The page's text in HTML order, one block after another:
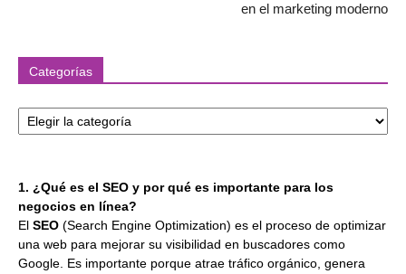
en el marketing moderno
Categorías
Categorías
1. ¿Qué es el SEO y por qué es importante para los
negocios en línea?
El SEO (Search Engine Optimization) es el proceso de optimizar
una web para mejorar su visibilidad en buscadores como
Google. Es importante porque atrae tráfico orgánico, genera